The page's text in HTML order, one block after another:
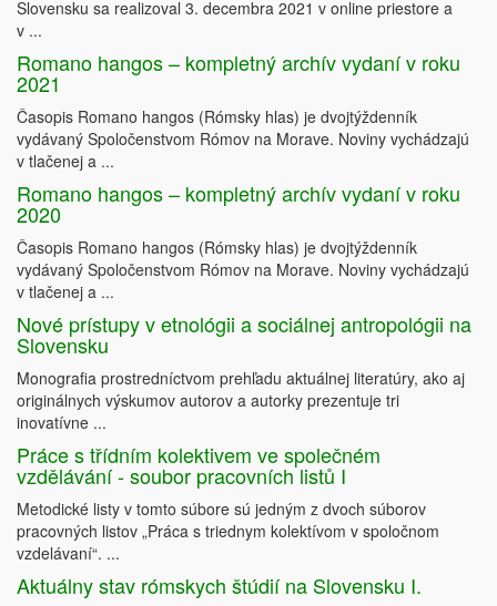
Slovensku sa realizoval 3. decembra 2021 v online priestore a
v ...
Romano hangos – kompletný archív vydaní v roku
2021
Časopis Romano hangos (Rómsky hlas) je dvojtýždenník
vydávaný Spoločenstvom Rómov na Morave. Noviny vychádzajú
v tlačenej a ...
Romano hangos – kompletný archív vydaní v roku
2020
Časopis Romano hangos (Rómsky hlas) je dvojtýždenník
vydávaný Spoločenstvom Rómov na Morave. Noviny vychádzajú
v tlačenej a ...
Nové prístupy v etnológii a sociálnej antropológii na
Slovensku
Monografia prostredníctvom prehľadu aktuálnej literatúry, ako aj
originálnych výskumov autorov a autorky prezentuje tri
inovatívne ...
Práce s třídním kolektivem ve společném
vzdělávání - soubor pracovních listů I
Metodické listy v tomto súbore sú jedným z dvoch súborov
pracovných listov „Práca s triednym kolektívom v spoločnom
vzdelávaní“. ...
Aktuálny stav rómskych štúdií na Slovensku I.